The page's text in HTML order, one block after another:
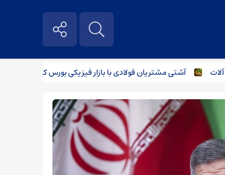
آشتی مشتریان فولادی با بازار فیزیکی بورس کالا